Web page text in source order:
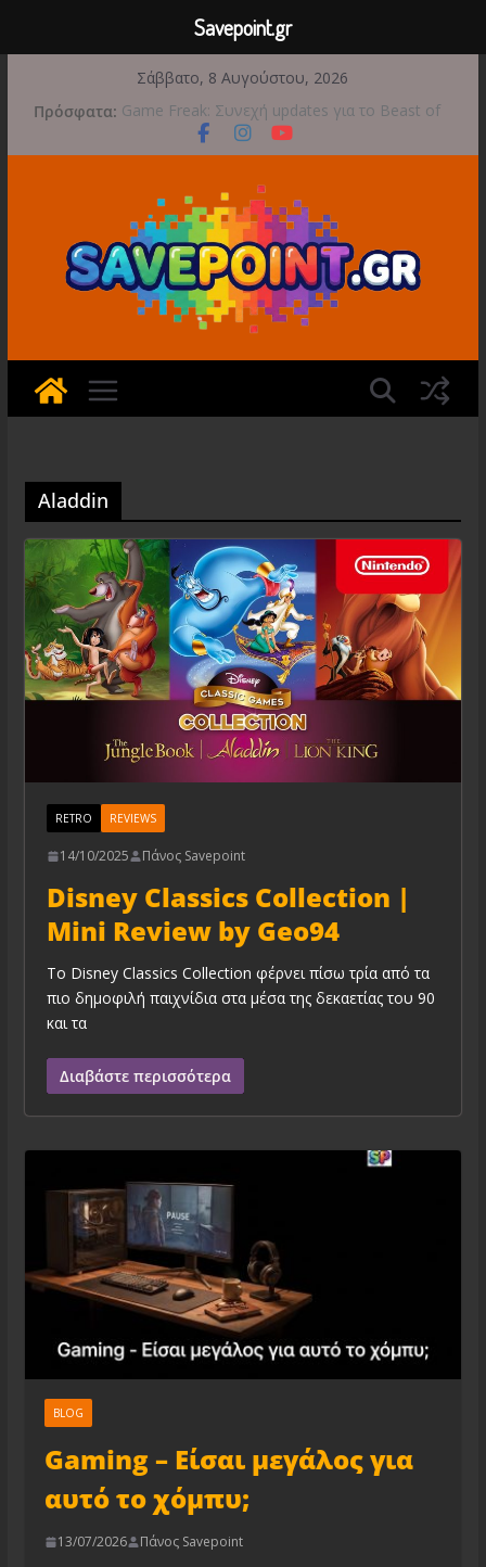
περιεχόμενο
Σάββατο, 8 Αυγούστου, 2026
Πρόσφατα: Game Freak: Συνεχή updates για το Beast of
Reincarnation μετά την ανάμεικτη υποδοχή
Μια φωτογραφική περιπέτεια συνεχίζεται στο
Διασχίστε τους ουρανούς με το Wild Blue
Skies αυτό το φθινόπωρο
Διακοπές και παιχνίδι για όλη την οικογένεια!
Έρχεται 1η Σεπτεμβρίου το Crimson Moon
Aladdin
RETRO REVIEWS
14/10/2025 Πάνος Savepoint
Disney Classics Collection |
Mini Review by Geo94
Το Disney Classics Collection φέρνει πίσω τρία από τα
πιο δημοφιλή παιχνίδια στα μέσα της δεκαετίας του 90
και τα
Διαβάστε περισσότερα
BLOG
Gaming – Είσαι μεγάλος για
αυτό το χόμπυ;
13/07/2026 Πάνος Savepoint
Savepoint.gr